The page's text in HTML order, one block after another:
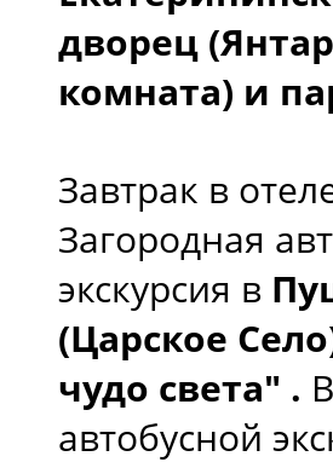
дворец
комната) и
Завтрак в
Загородная
экскурсия в
(Царское
чудо света" .
автобусной